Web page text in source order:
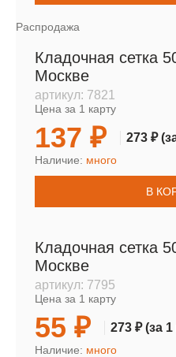
Распродажа
Кладочная сетка
Москве
артикул: 7821
Цена за 1 карту
137 ₽ 273 ₽
Наличие: много
В
Кладочная сетка
Москве
артикул: 7795
Цена за 1 карту
55 ₽ 273 ₽(за
Наличие: много